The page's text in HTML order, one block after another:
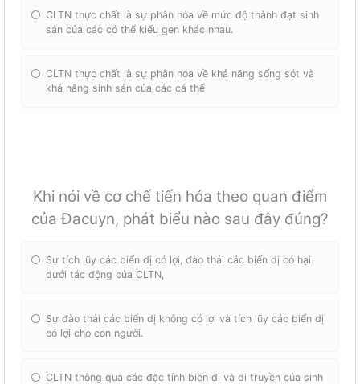
CLTN thực chất là sự phân hóa về mức độ thành đạt sinh
sản của các có thể kiểu gen khác nhau.
CLTN thực chất là sự phân hóa về khả năng sống sót và
khả năng sinh sản của các cá thể
Khi nói về cơ chế tiến hóa theo quan điểm
của Đacuyn, phát biểu nào sau đây đúng?
Sự tích lũy các biến dị có lợi, đào thải các biến dị có hại
dưới tác động của CLTN,
Sự đào thải các biển dị không có lợi và tích lũy các biến dị
có lợi cho con người.
CLTN thông qua các đặc tính biến dị và di truyền của sinh